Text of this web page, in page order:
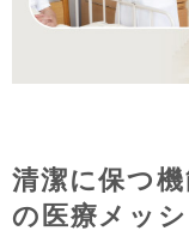
清潔に保つ
の医療メッ